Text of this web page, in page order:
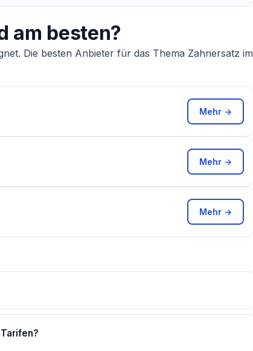
am besten?
Die besten Anbieter für das Thema Zahnersatz im
Mehr →
Mehr →
Mehr →